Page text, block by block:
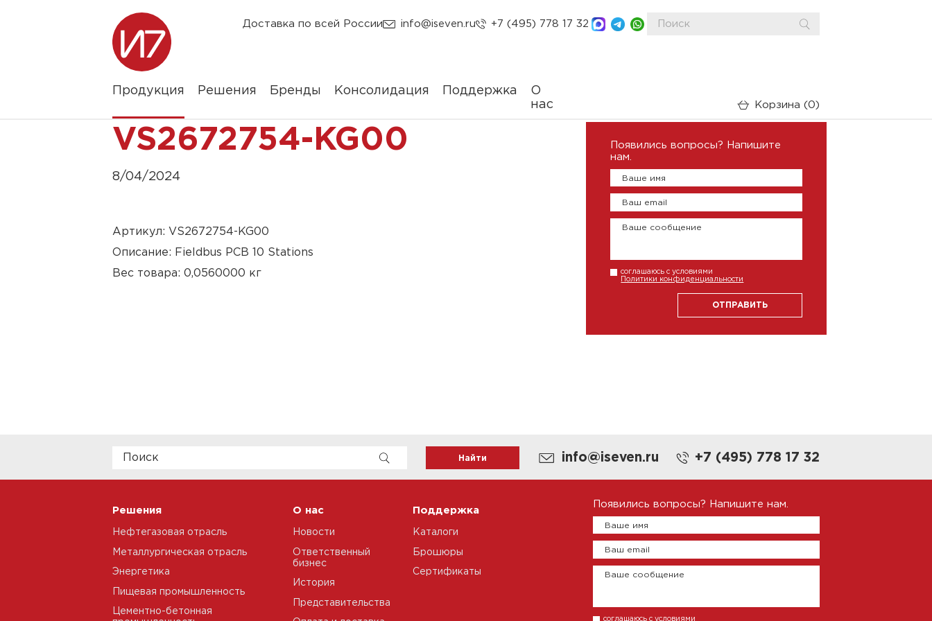
Доставка по всей России info@iseven.ru +7 (495) 778 17 32
Продукция Решения Бренды Консолидация Поддержка
О
нас
Корзина 0
VS2672754-KG00
8/04/2024
Артикул: VS2672754-KG00
Описание: Fieldbus PCB 10 Stations
Вес товара: 0,0560000 кг
Появились вопросы? Напишите
нам.
Ваше имя
Ваш email
Ваше сообщение
соглашаюсь с условиями
Политики конфиденциальности
ОТПРАВИТЬ
info@iseven.ru +7 (495) 778 17 32
Решения
Нефтегазовая отрасль
Металлургическая отрасль
Энергетика
Пищевая промышленность
Цементно-бетонная
О нас
Новости
Ответственный
бизнес
История
Представительства
Поддержка
Каталоги
Брошюры
Сертификаты
Появились вопросы? Напишите нам.
Ваше имя
Ваш email
Ваше сообщение
соглашаюсь с условиями